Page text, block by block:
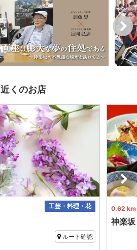
近くのお店
工芸・料理・花
ルート確認
0.62 km
神楽